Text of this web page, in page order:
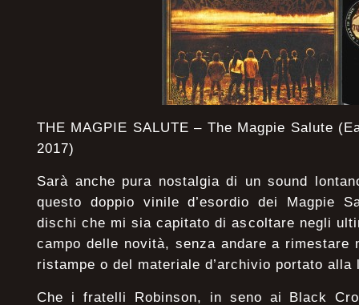
THE MAGPIE SALUTE – The Magpie Salute
2017)
Sarà anche pura nostalgia di un sound
questo doppio vinile d’esordio dei Magpie
dischi che mi sia capitato di ascoltare negli
campo delle novità, senza andare a rimestare
ristampe o del materiale d’archivio portato alla
Che i fratelli Robinson, in seno ai Black